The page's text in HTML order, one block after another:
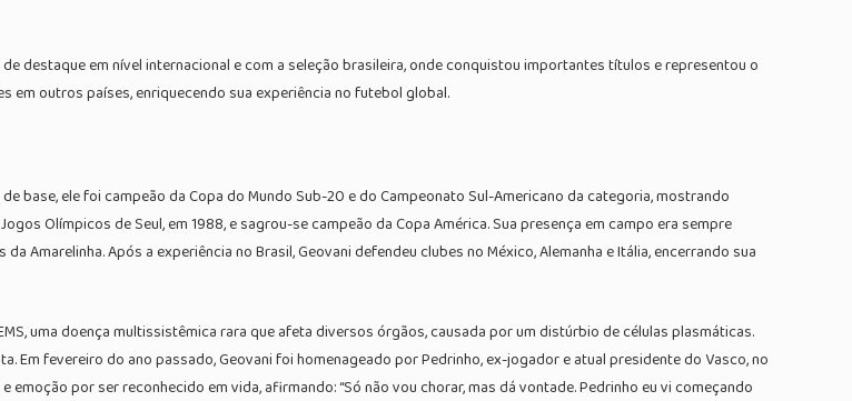
destaque em nível internacional e com a seleção brasileira, onde conquistou importantes títulos e representou o
em outros países, enriquecendo sua experiência no futebol global.
base, ele foi campeão da Copa do Mundo Sub-20 e do Campeonato Sul-Americano da categoria, mostrando
Olímpicos de Seul, em 1988, e sagrou-se campeão da Copa América. Sua presença em campo era sempre
Após a experiência no Brasil, Geovani defendeu clubes no México, Alemanha e Itália, encerrando sua
uma doença multissistêmica rara que afeta diversos órgãos, causada por um distúrbio de células plasmáticas.
Em fevereiro do ano passado, Geovani foi homenageado por Pedrinho, ex-jogador e atual presidente do Vasco, no
por ser reconhecido em vida, afirmando: “Só não vou chorar, mas dá vontade. Pedrinho eu vi começando